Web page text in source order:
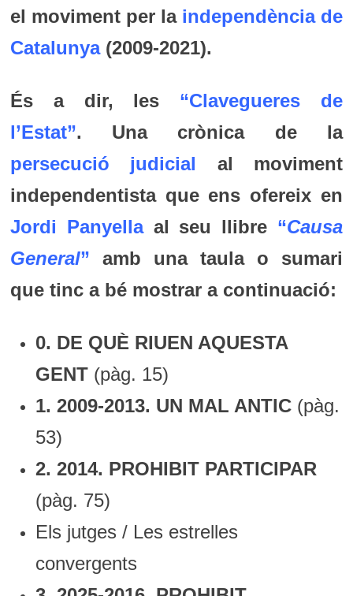
el moviment per la independència de
Catalunya(2009-2021).
És a dir, les “Clavegueres de
l’Estat”. Una crònica de la
persecució judicial al moviment
independentista que ens ofereix en
Jordi Panyellaal seu llibre “Causa
General” amb una taula o sumari
que tinc a bé mostrar a continuació:
0. DE QUÈ RIUEN AQUESTA
GENT (pàg. 15)
1. 2009-2013. UN MAL ANTIC (pàg.
53)
2. 2014. PROHIBIT PARTICIPAR
(pàg. 75)
Els jutges / Les estrelles
convergents